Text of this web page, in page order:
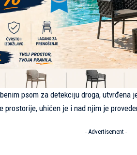
psom za detekciju droga, utvrđena
prostorije, uhićen je i nad njim je
- Advertisement -